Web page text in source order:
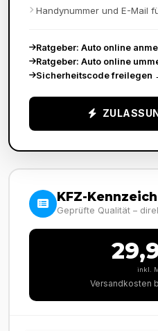
Handynummer und E-Mail
Ratgeber: Auto online
Ratgeber: Auto online
Sicherheitscode freilegen
KFZ-
Geprüfte Qualität –
inkl.
Versandkosten